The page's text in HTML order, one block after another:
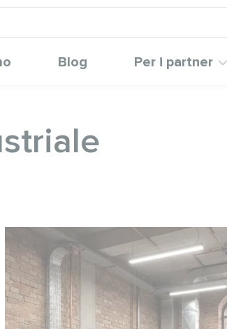
Blog Per i partner